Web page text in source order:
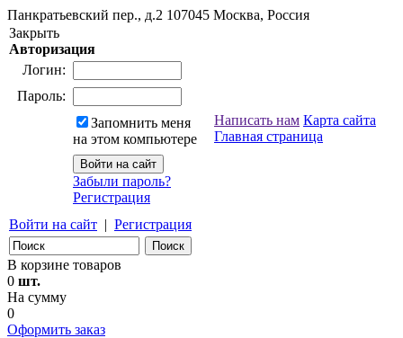
Панкратьевский пер., д.2 107045 Москва, Россия
Закрыть
Авторизация
Логин:
Пароль:
Запомнить меня
на этом компьютере
Забыли пароль?
Регистрация
Войти на сайт | Регистрация
Написать нам Карта сайта
Главная страница
В корзине товаров
0 шт.
На сумму
0
Оформить заказ